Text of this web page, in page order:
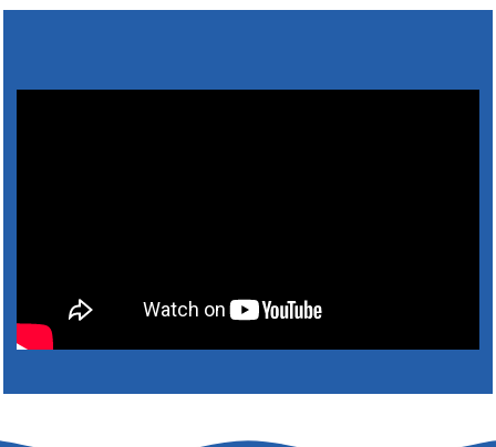
4. augusztus 2026 15:30